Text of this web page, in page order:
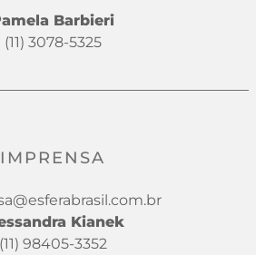
Barbieri
(11) 3078-5325
IMPRENSA
Kianek
(11) 98405-3352